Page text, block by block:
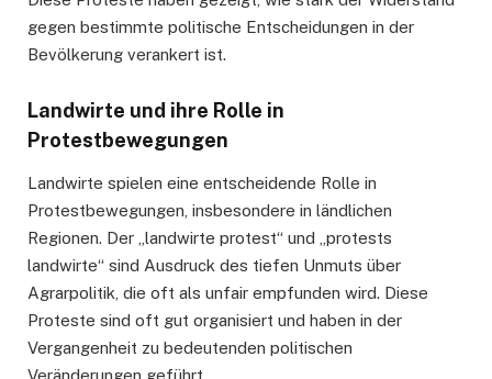
gegen bestimmte politische Entscheidungen in der
Bevölkerung verankert ist.
Landwirte und ihre Rolle in
Protestbewegungen
Landwirte spielen eine entscheidende Rolle in
Protestbewegungen, insbesondere in ländlichen
Regionen. Der „landwirte protest“ und „protests
landwirte“ sind Ausdruck des tiefen Unmuts über
Agrarpolitik, die oft als unfair empfunden wird. Diese
Proteste sind oft gut organisiert und haben in der
Vergangenheit zu bedeutenden politischen